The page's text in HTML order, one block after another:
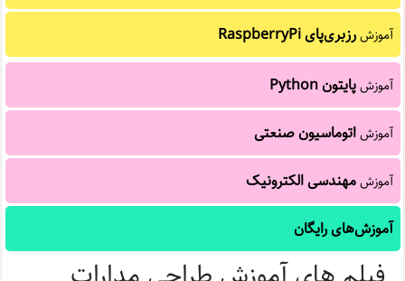
آموزشرزبری‌پای RaspberryPi
آموزشپایتون Python
آموزشاتوماسیون صنعتی
آموزشمهندسی الکترونیک
آموزش‌های رایگان